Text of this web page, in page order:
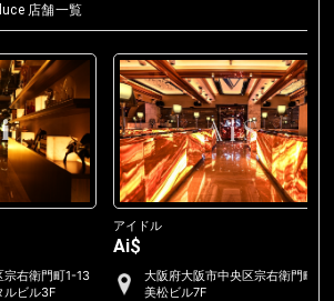
店舗一覧
宗右衛門町1-13
ルビル3F
アイドル
Ai$
大阪府大阪市中央区宗右衛門町2-
美松ビル7F